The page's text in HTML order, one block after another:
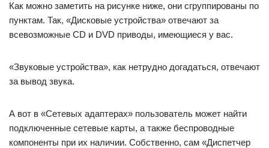
Как можно заметить на рисунке ниже, они сгруппированы по
пунктам. Так, «Дисковые устройства» отвечают за
всевозможные CD и DVD приводы, имеющиеся у вас.
«Звуковые устройства», как нетрудно догадаться, отвечают
за вывод звука.
А вот в «Сетевых адаптерах» пользователь может найти
подключенные сетевые карты, а также беспроводные
компоненты при их наличии. Собственно, сам «Диспетчер